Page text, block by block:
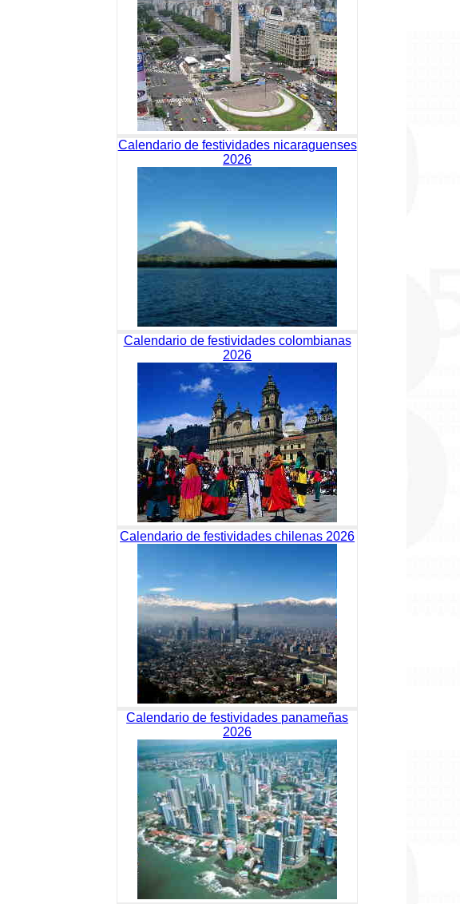
Calendario de festividades nicaraguenses
2026
Calendario de festividades colombianas
2026
Calendario de festividades chilenas 2026
Calendario de festividades panameñas
2026